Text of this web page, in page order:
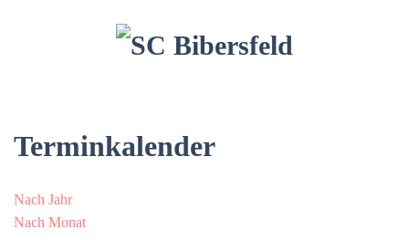
Terminkalender
Nach Jahr
Nach Monat